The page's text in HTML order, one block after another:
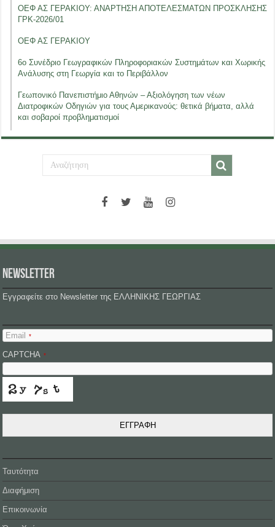
ΟΕΦ ΑΣ ΓΕΡΑΚΙΟΥ: ΑΝΑΡΤΗΣΗ ΑΠΟΤΕΛΕΣΜΑΤΩΝ ΠΡΟΣΚΛΗΣΗΣ
ΓΡΚ-2026/01
ΟΕΦ ΑΣ ΓΕΡΑΚΙΟΥ
6ο Συνέδριο Γεωγραφικών Πληροφοριακών Συστημάτων και Χωρικής
Ανάλυσης στη Γεωργία και το Περιβάλλον
Γεωπονικό Πανεπιστήμιο Αθηνών – Αξιολόγηση των νέων
Διατροφικών Οδηγιών για τους Αμερικανούς: θετικά βήματα, αλλά
και σοβαροί προβληματισμοί
NEWSLETTER
Εγγραφείτε στο Newsletter της ΕΛΛΗΝΙΚΗΣ ΓΕΩΡΓΙΑΣ
Email *
CAPTCHA *
ΕΓΓΡΑΦΗ
Ταυτότητα
Διαφήμιση
Επικοινωνία